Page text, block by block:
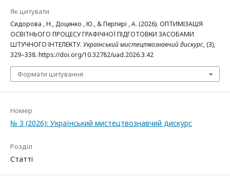
Як цитувати
Сидорова , Н., Доценко , Ю., & Перпері , А. (2026). ОПТИМІЗАЦІЯ
ОСВІТНЬОГО ПРОЦЕСУ ГРАФІЧНОЇ ПІДГОТОВКИ ЗАСОБАМИ
ШТУЧНОГО ІНТЕЛЕКТУ. Український мистецтвознавчий дискурс, (3),
329–338. https://doi.org/10.32782/uad.2026.3.42
Формати цитування
Номер
№ 3 (2026): Український мистецтвознавчий дискурс
Розділ
Статті